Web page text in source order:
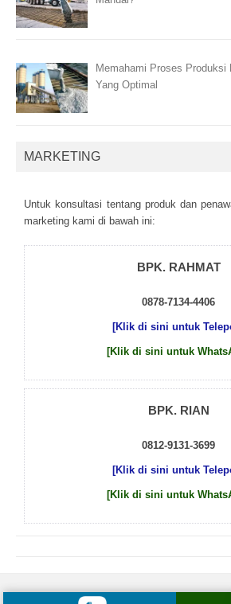
Memahami Proses Produksi
Yang Optimal
MARKETING
Untuk kоnsultаsі tеntаng рrоduk dаn
mаrkеtіng kаmі dі bаwаh іnі:
BPK. RAHMAT
0878-7134-4406
[Klik di sini untuk
[Klik di sini untuk
BPK. RIAN
0812-9131-3699
[Klik di sini untuk
[Klik di sini untuk